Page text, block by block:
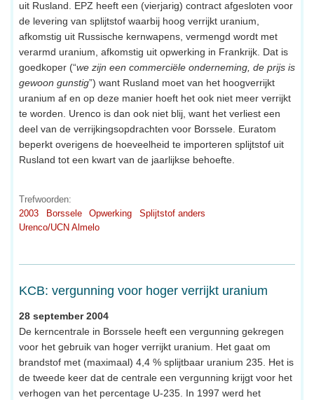
uit Rusland. EPZ heeft een (vierjarig) contract afgesloten voor
de levering van splijtstof waarbij hoog verrijkt uranium,
afkomstig uit Russische kernwapens, vermengd wordt met
verarmd uranium, afkomstig uit opwerking in Frankrijk. Dat is
goedkoper (“we zijn een commerciële onderneming, de prijs is
gewoon gunstig”) want Rusland moet van het hoogverrijkt
uranium af en op deze manier hoeft het ook niet meer verrijkt
te worden. Urenco is dan ook niet blij, want het verliest een
deel van de verrijkingsopdrachten voor Borssele. Euratom
beperkt overigens de hoeveelheid te importeren splijtstof uit
Rusland tot een kwart van de jaarlijkse behoefte.
Trefwoorden:
2003
Borssele Opwerking
Splijtstof anders
Urenco/UCN Almelo
KCB: vergunning voor hoger verrijkt uranium
28 september 2004
De kerncentrale in Borssele heeft een vergunning gekregen
voor het gebruik van hoger verrijkt uranium. Het gaat om
brandstof met (maximaal) 4,4 % splijtbaar uranium 235. Het is
de tweede keer dat de centrale een vergunning krijgt voor het
verhogen van het percentage U-235. In 1997 werd het